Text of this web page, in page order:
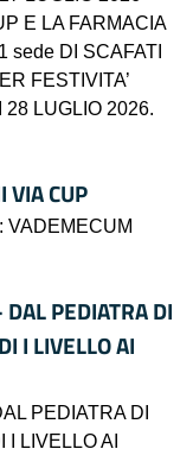
E LA FARMACIA
sede DI SCAFATI
FESTIVITA’
LUGLIO 2026.
VIA CUP
VADEMECUM
PEDIATRA DI
I LIVELLO AI
PEDIATRA DI
I LIVELLO AI